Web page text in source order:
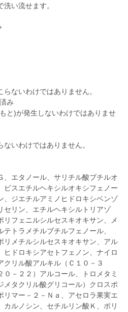
い流せます。
ないわけではありません。
み
と)が発生しないわけではありませ
いわけではありません。
、エタノール、サリチル酸ブチルオ
ビスエチルヘキシルオキシフェノー
、ジエチルアミノヒドロキシベンゾ
セリン、エチルヘキシルトリアゾ
リフェニルシルセスキオキサン、メ
トラメチルブチルフェノール、
リメチルシルセスキオキサン、アル
ヒドロキシアセトフェノン、ナイロ
クリル酸アルキル（Ｃ１０－３
０－２２）アルコール、トロメタミ
メタクリル酸グリコール）クロスポ
リマー－２－Ｎａ、アセロラ果実エ
カルノシン、セチルリン酸Ｋ、ポリ